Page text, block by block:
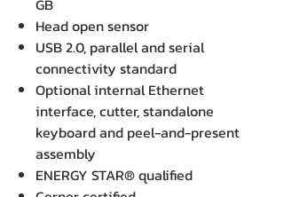
GB
Head open sensor
USB 2.0, parallel and serial
connectivity standard
Optional internal Ethernet
interface, cutter, standalone
keyboard and peel-and-present
assembly
ENERGY STAR® qualified